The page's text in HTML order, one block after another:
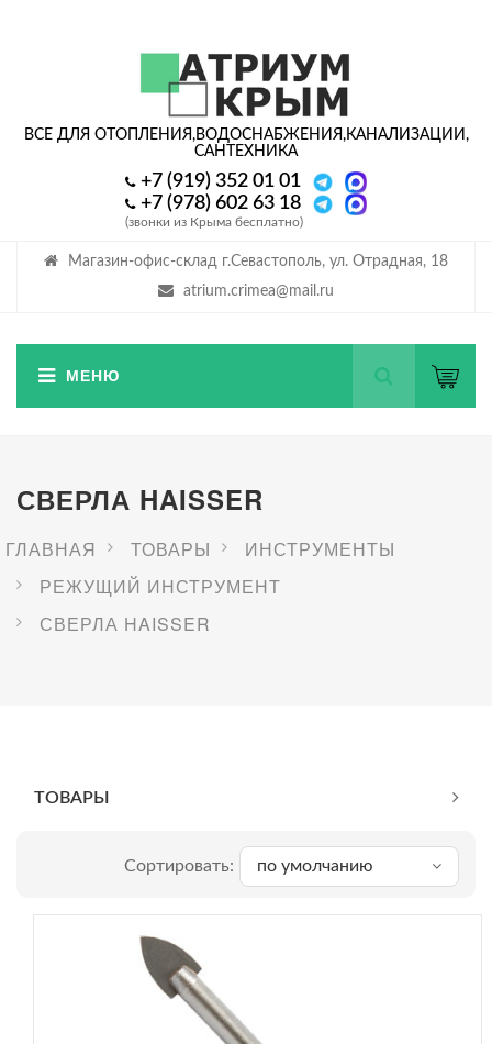
Магазин-офис-склад г.Севастополь, ул. Отрадная, 18
atrium.crimea@mail.ru
ВСЕ ДЛЯ ОТОПЛЕНИЯ,ВОДОСНАБЖЕНИЯ,КАНАЛИЗАЦИИ,
САНТЕХНИКА
+7 (919) 352 01 01
+7 (978) 602 63 18
(звонки из Крыма бесплатно)
СВЕРЛА HAISSER
ГЛАВНАЯ ТОВАРЫ
ИНСТРУМЕНТЫ
РЕЖУЩИЙ ИНСТРУМЕНТ
СВЕРЛА HAISSER
ТОВАРЫ
Сортировать: по умолчанию